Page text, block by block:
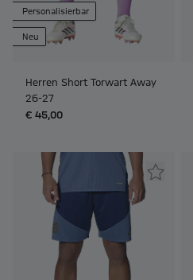
Personalisierbar
Neu
Herren Short Torwart Away
26-27
€ 45,00